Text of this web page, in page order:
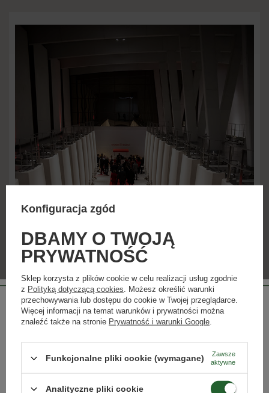
Strona przeznaczona dla osób pełnoletnich.
Czy masz ukończone 18 lat?
Konfiguracja zgód
DBAMY O TWOJĄ
PRYWATNOŚĆ
Sklep korzysta z plików cookie w celu realizacji usług zgodnie
z Polityką dotyczącą cookies . Możesz określić warunki
przechowywania lub dostępu do cookie w Twojej przeglądarce.
Więcej informacji na temat warunków i prywatności można
znaleźć także na stronie Prywatność i warunki Google
Funkcjonalne pliki cookie (wymagane)
Zawsze
aktywne
Analityczne pliki cookie